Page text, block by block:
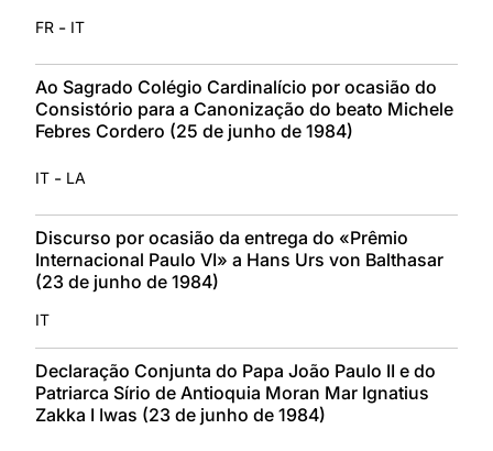
FR - IT
Ao Sagrado Colégio Cardinalício por ocasião do
Consistório para a Canonização do beato Michele
Febres Cordero (25 de junho de 1984)
IT - LA
Discurso por ocasião da entrega do «Prêmio
Internacional Paulo VI» a Hans Urs von Balthasar
(23 de junho de 1984)
IT
Declaração Conjunta do Papa João Paulo II e do
Patriarca Sírio de Antioquia Moran Mar Ignatius
Zakka I Iwas (23 de junho de 1984)